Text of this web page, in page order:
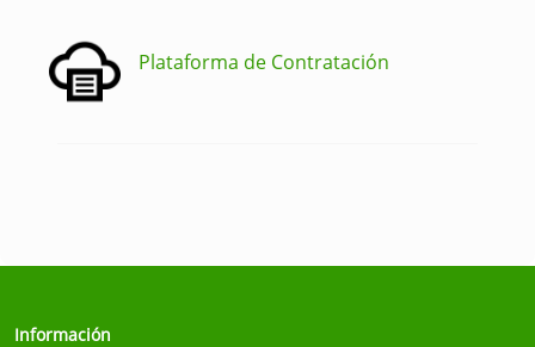
Plataforma de Contratación
Información